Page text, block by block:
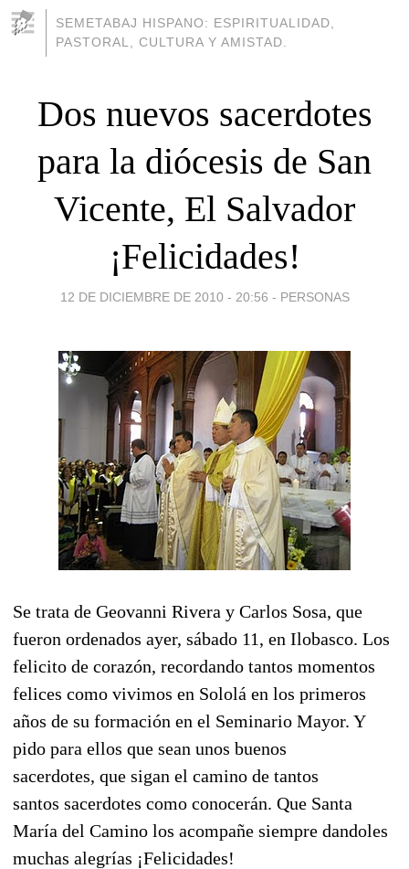
SEMETABAJ HISPANO: ESPIRITUALIDAD,
PASTORAL, CULTURA Y AMISTAD.
Dos nuevos sacerdotes
para la diócesis de San
Vicente, El Salvador
¡Felicidades!
12 DE DICIEMBRE DE 2010 - 20:56 - PERSONAS
Se trata de Geovanni Rivera y Carlos Sosa, que
fueron ordenados ayer, sábado 11, en Ilobasco. Los
felicito de corazón, recordando tantos momentos
felices como vivimos en Sololá en los primeros
años de su formación en el Seminario Mayor. Y
pido para ellos que sean unos buenos
sacerdotes, que sigan el camino de tantos
santos sacerdotes como conocerán. Que Santa
María del Camino los acompañe siempre dandoles
muchas alegrías ¡Felicidades!